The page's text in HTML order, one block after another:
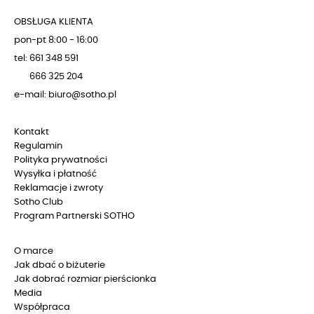
OBSŁUGA KLIENTA
pon-pt 8:00 - 16:00
tel: 661 348 591
666 325 204
e-mail: biuro@sotho.pl
Kontakt
Regulamin
Polityka prywatności
Wysyłka i płatność
Reklamacje i zwroty
Sotho Club
Program Partnerski SOTHO
O marce
Jak dbać o biżuterie
Jak dobrać rozmiar pierścionka
Media
Współpraca